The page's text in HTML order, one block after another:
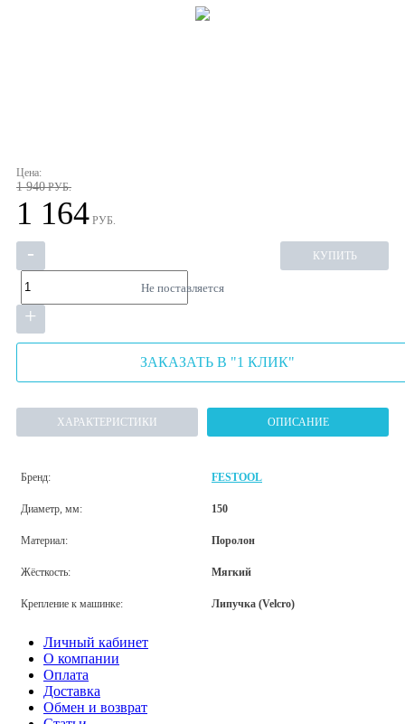
Цена:
1 940РУБ.
1 164 РУБ.
-
+
КУПИТЬ
Не поставляется
ЗАКАЗАТЬ В "1 КЛИК"
ХАРАКТЕРИСТИКИ ОПИСАНИЕ
Бренд: FESTOOL
Диаметр, мм: 150
Материал: Поролон
Жёсткость: Мягкий
Крепление к машинке: Липучка (Velcro)
Личный кабинет
О компании
Оплата
Доставка
Обмен и возврат